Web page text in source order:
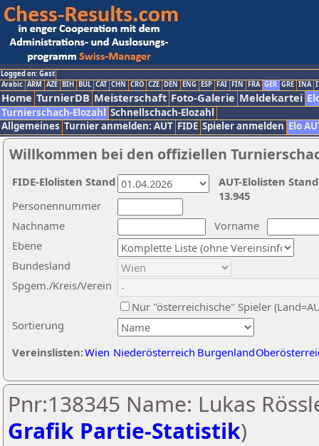
Logged on: Gast
Arabic ARM AZE BIH BUL CAT CHN CRO CZE DEN ENG ESP FAI FIN FRA GER GRE INA
Home TurnierDB Meisterschaft Foto-Galerie Meldekartei
Turnierschach-Elozahl Schnellschach-Elozahl
Allgemeines Turnier anmelden: AUT FIDE Spieler anmelden Elo
Willkommen bei den offiziellen
Nachname
Vorname
Ebene
Sortierung
Personennummer
Bundesland
Spgem./Kreis/Verein
Nur "österreichische" Spieler
Vereinslisten:Wien Niederösterreich Burgenland
AUT-Elolisten
13.945
FIDE-Elolisten Stand
Pnr:138345 Name: Lukas
Grafik Partie-Statistik)